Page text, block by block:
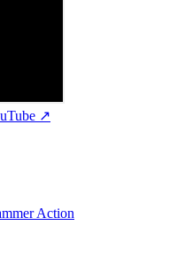
↗
Action